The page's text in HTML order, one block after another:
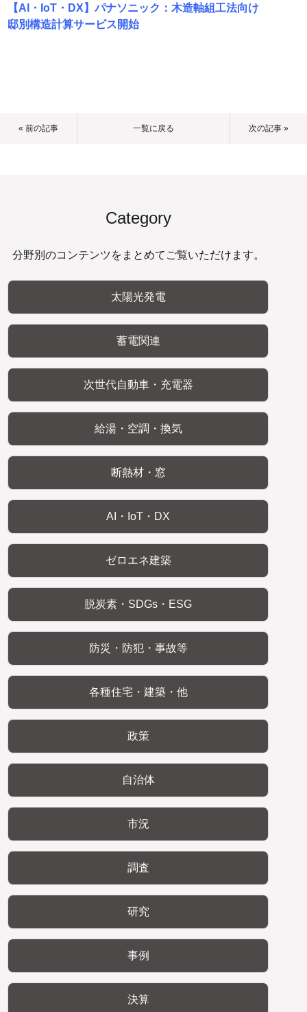
【AI・IoT・DX】パナソニック：木造軸組工法向け
邸別構造計算サービス開始
« 前の記事 一覧に戻る 次の記事 »
Category
分野別のコンテンツをまとめてご覧いただけます。
太陽光発電
蓄電関連
次世代自動車・充電器
給湯・空調・換気
断熱材・窓
AI・IoT・DX
ゼロエネ建築
脱炭素・SDGs・ESG
防災・防犯・事故等
各種住宅・建築・他
政策
自治体
市況
調査
研究
事例
決算